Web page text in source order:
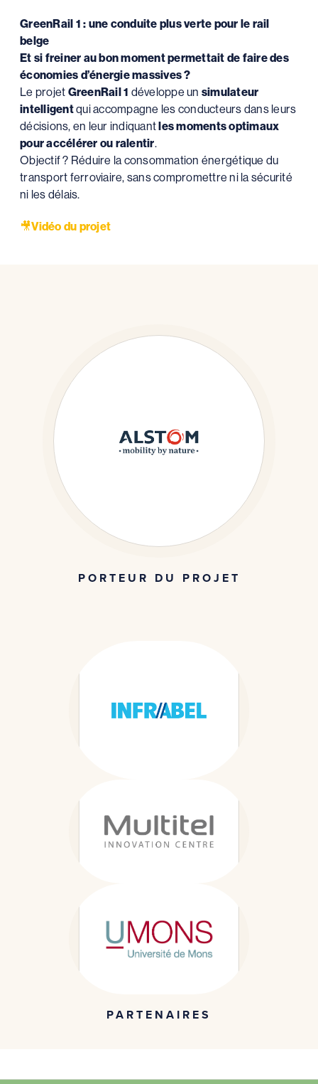
GreenRail 1 : une conduite plus verte pour le rail
belge
Et si freiner au bon moment permettait de faire des
économies d’énergie massives ?
Le projet GreenRail 1 développe un simulateur
intelligentqui accompagne les conducteurs dans leurs
décisions, en leur indiquantles moments optimaux
pour accélérer ou ralentir.
Objectif ? Réduire la consommation énergétique du
transport ferroviaire, sans compromettre ni la sécurité
ni les délais.
🎥Vidéo du projet
PORTEUR DU PROJET
PARTENAIRES